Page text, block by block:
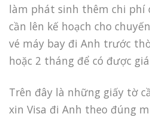
làm phát sinh thêm chi phí
cần lên kế hoạch cho
vé máy bay đi Anh trước
hoặc 2 tháng để có được
Trên đây là những giấy tờ
xin Visa đi Anh theo đúng